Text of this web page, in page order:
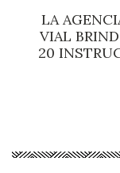
LA
VIAL
20